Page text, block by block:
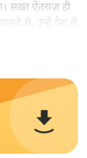
सख़्त ऐतराज़ ही
थे, उन्हें देश से